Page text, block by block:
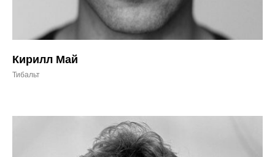
Кирилл Май
Тибальт